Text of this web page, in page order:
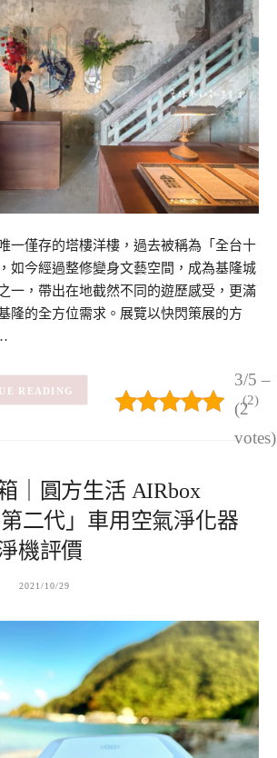
一僅存的塔樓洋樓，過去被稱為「全台十
如今經過整修變身文藝空間，成為基隆城
一，帶出在地截然不同的遊歷感受，更滿
隆的全方位需求。展覽以快閃策展的方
3/5 –
(2
votes)
(2)
READING
｜圓方生活 AIRbox
二代」車用空氣淨化器
機評價
2021/10/29